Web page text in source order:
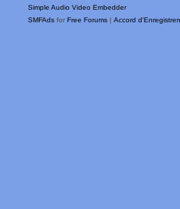
Simple Audio Video Embedder
SMFAds for Free Forums Accord